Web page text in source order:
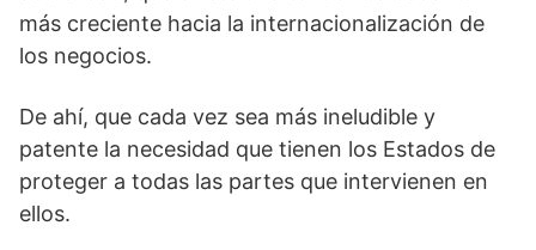
más creciente hacia la internacionalización de
los negocios.
De ahí, que cada vez sea más ineludible y
patente la necesidad que tienen los Estados de
proteger a todas las partes que intervienen en
ellos.